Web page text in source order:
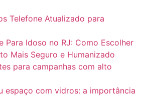
Telefone Atualizado para
Para Idoso no RJ: Como Escolher
Mais Seguro e Humanizado
para campanhas com alto
espaço com vidros: a importância